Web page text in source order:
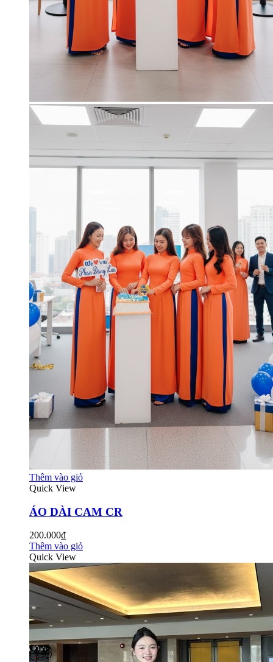
Thêm vào giỏ
Quick View
ÁO DÀI CAM CR
200.000₫
Thêm vào giỏ
Quick View